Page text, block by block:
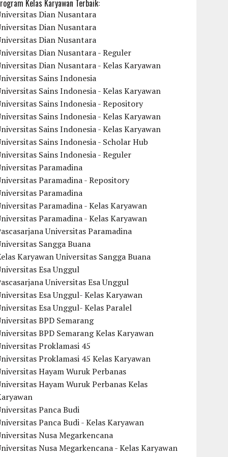
Kelas Karyawan Terbaik:
Dian Nusantara
Dian Nusantara
Dian Nusantara
Dian Nusantara - Reguler
Dian Nusantara - Kelas Karyawan
Sains Indonesia
Sains Indonesia - Kelas Karyawan
Sains Indonesia - Repository
Sains Indonesia - Kelas Karyawan
Sains Indonesia - Kelas Karyawan
Sains Indonesia - Scholar Hub
Sains Indonesia - Reguler
Paramadina
Paramadina - Repository
Paramadina
Paramadina - Kelas Karyawan
Paramadina - Kelas Karyawan
Universitas Paramadina
Sangga Buana
Karyawan Universitas Sangga Buana
Esa Unggul
Universitas Esa Unggul
Esa Unggul- Kelas Karyawan
Esa Unggul- Kelas Paralel
BPD Semarang
BPD Semarang Kelas Karyawan
Proklamasi 45
Proklamasi 45 Kelas Karyawan
Hayam Wuruk Perbanas
Hayam Wuruk Perbanas Kelas
Panca Budi
Panca Budi - Kelas Karyawan
Nusa Megarkencana
Nusa Megarkencana - Kelas Karyawan